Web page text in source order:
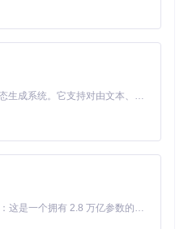
等多种格式，满足不同场景
忆到数据分析
MiniMax H3 是一个通用的全模态生成系统。它支持对由文本、图像、视频和音频组成的多模态上下文进行统一理解，并能生成分辨率高达 2K、时长可达 15 秒的带原生立体声音频的视频。得益于面向任务泛化的系统设计，H3 在预训练阶段就已具备广泛的多模态上下文理解与生成能力，能够出色地执行复杂的多模态指令。
Kimi K3 是Kimi能力最强的模型：这是一个拥有 2.8 万亿参数的混合专家（MoE）模型，具备原生视觉理解能力，并支持 100 万 token 的上下文窗口。